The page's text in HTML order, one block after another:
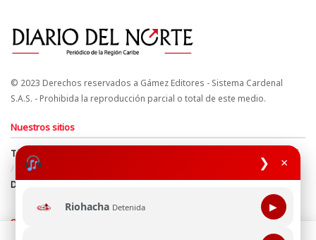
❯ ×
Riohacha Detenida ▶
© 2023 Derechos reservados a Gámez Editores - Sistema Cardenal
S.A.S. - Prohibida la reproducción parcial o total de este medio.
Nuestros sitios
Términos y Condiciones
Derechos de Autor y Propiedad Intelectual
Política de uso de cookies
Política de Tratamiento de Datos
Directrices Editoriales
Síguenos
Esta página web usa cookie para mejorar tu experiencia de